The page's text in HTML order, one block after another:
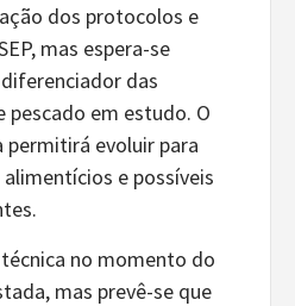
dos protocolos e
mas espera-se
das
pescado em estudo. O
evoluir para
e possíveis
no momento do
mas prevê-se que